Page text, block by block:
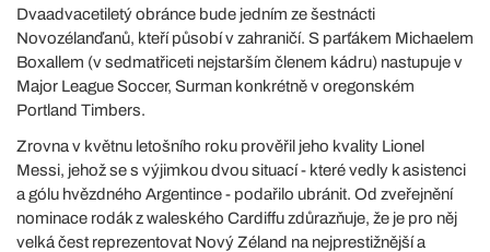
Dvaadvacetiletý obránce bude jedním ze šestnácti
Novozélanďanů, kteří působí v zahraničí. S parťákem Michaelem
Boxallem (v sedmatřiceti nejstarším členem kádru) nastupuje v
Major League Soccer, Surman konkrétně v oregonském
Portland Timbers.
Zrovna v květnu letošního roku prověřil jeho kvality Lionel
Messi, jehož se s výjimkou dvou situací - které vedly k asistenci
a gólu hvězdného Argentince - podařilo ubránit. Od zveřejnění
nominace rodák z waleského Cardiffu zdůrazňuje, že je pro něj
velká čest reprezentovat Nový Zéland na nejprestižnější a